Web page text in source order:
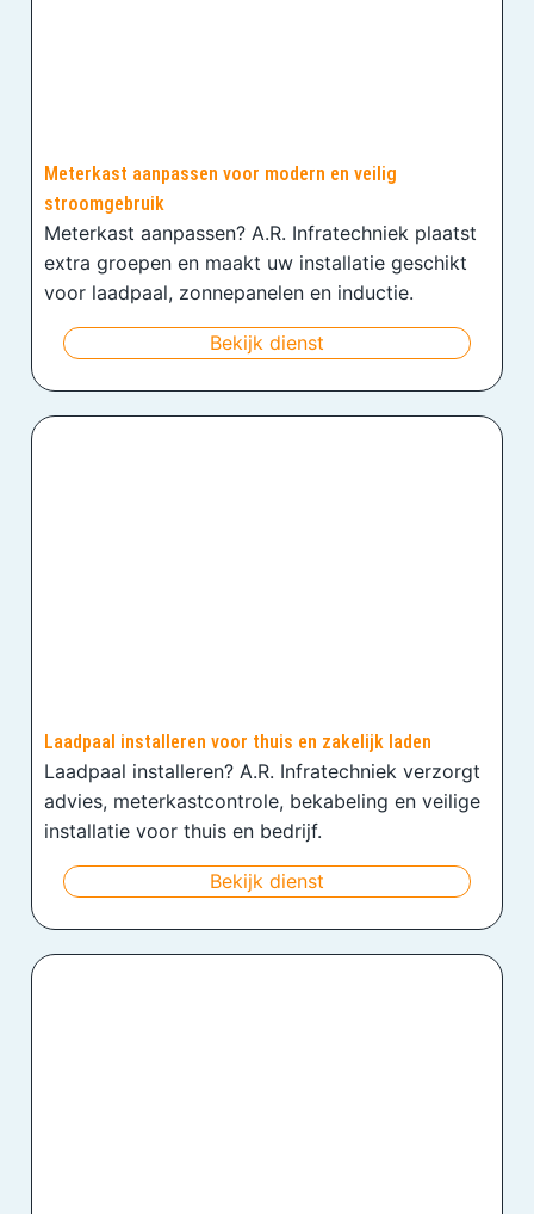
Meterkast aanpassen voor modern en veilig
stroomgebruik
Meterkast aanpassen? A.R. Infratechniek plaatst
extra groepen en maakt uw installatie geschikt
voor laadpaal, zonnepanelen en inductie.
Bekijk dienst
Laadpaal installeren voor thuis en zakelijk laden
Laadpaal installeren? A.R. Infratechniek verzorgt
advies, meterkastcontrole, bekabeling en veilige
installatie voor thuis en bedrijf.
Bekijk dienst